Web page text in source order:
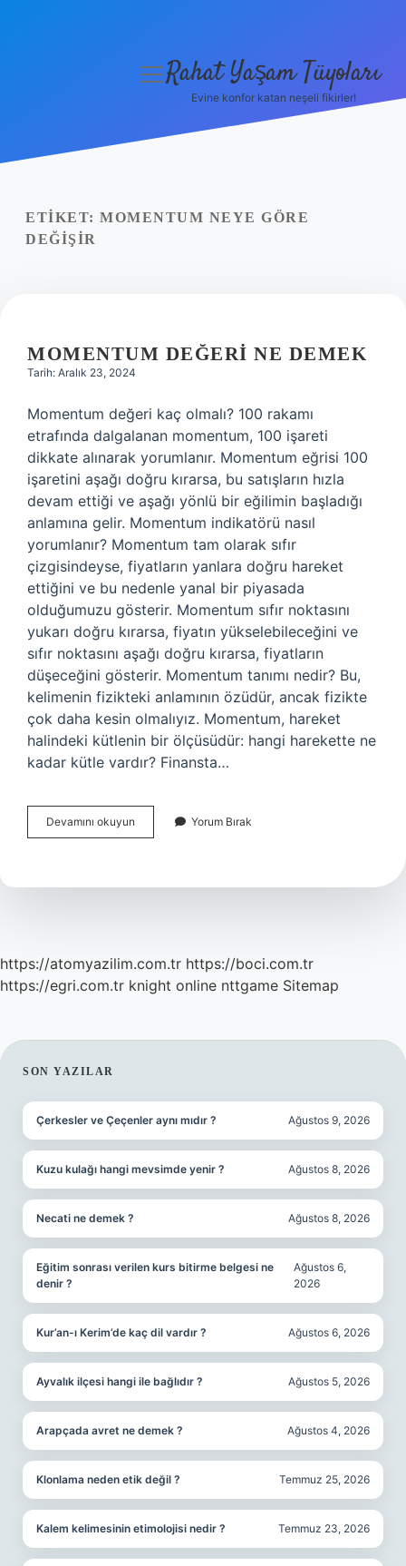
Yasal Uyarı
menüyü
Rahat Yaşam Tüyoları
Evine konfor katan neşeli fikirler!
ETIKET: MOMENTUM NEYE GÖRE
DEĞIŞIR
MOMENTUM DEĞERI NE DEMEK
Tarih: Aralık 23, 2024
Momentum değeri kaç olmalı? 100 rakamı
etrafında dalgalanan momentum, 100 işareti
dikkate alınarak yorumlanır. Momentum eğrisi 100
işaretini aşağı doğru kırarsa, bu satışların hızla
devam ettiği ve aşağı yönlü bir eğilimin başladığı
anlamına gelir. Momentum indikatörü nasıl
yorumlanır? Momentum tam olarak sıfır
çizgisindeyse, fiyatların yanlara doğru hareket
ettiğini ve bu nedenle yanal bir piyasada
olduğumuzu gösterir. Momentum sıfır noktasını
yukarı doğru kırarsa, fiyatın yükselebileceğini ve
sıfır noktasını aşağı doğru kırarsa, fiyatların
düşeceğini gösterir. Momentum tanımı nedir? Bu,
kelimenin fizikteki anlamının özüdür, ancak fizikte
çok daha kesin olmalıyız. Momentum, hareket
halindeki kütlenin bir ölçüsüdür: hangi harekette ne
kadar kütle vardır? Finansta…
Devamını okuyun Momentum
Değeri
Yorum Bırak
https://atomyazilim.com.tr https://boci.com.tr
https://egri.com.tr knight online nttgame Sitemap
SIDEBAR
SON YAZILAR
Çerkesler ve Çeçenler aynı mıdır ? Ağustos 9, 2026
Kuzu kulağı hangi mevsimde yenir ? Ağustos 8, 2026
Necati ne demek ? Ağustos 8, 2026
Eğitim sonrası verilen kurs bitirme belgesi ne
denir ?
Ağustos 6,
2026
Kur’an-ı Kerim’de kaç dil vardır ? Ağustos 6, 2026
Ayvalık ilçesi hangi ile bağlıdır ? Ağustos 5, 2026
Arapçada avret ne demek ? Ağustos 4, 2026
Klonlama neden etik değil ? Temmuz 25, 2026
Kalem kelimesinin etimolojisi nedir ? Temmuz 23, 2026